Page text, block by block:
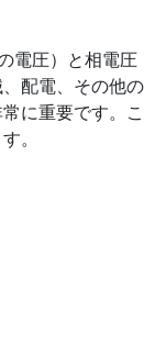
電圧）と相電圧
配電、その他
に重要です。
。
=